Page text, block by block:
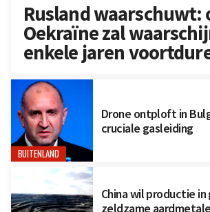
Rusland waarschuwt:
Oekraïne zal
enkele jaren
BUITENLAND
Drone ontploft in
cruciale gasleiding
China wil productie
zeldzame